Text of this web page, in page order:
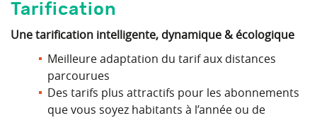
Tarification
Une tarification intelligente, dynamique & écologique
Meilleure adaptation du tarif aux distances
parcourues
Des tarifs plus attractifs pour les abonnements
que vous soyez habitants à l’année ou de